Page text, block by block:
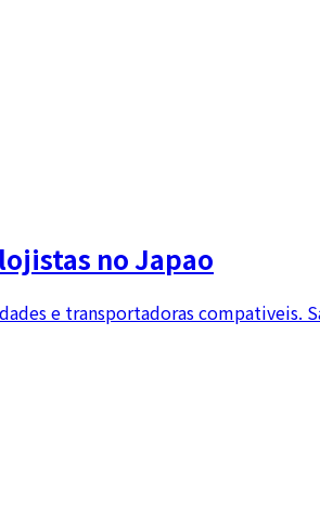
no Japao
e transportadoras compativeis.